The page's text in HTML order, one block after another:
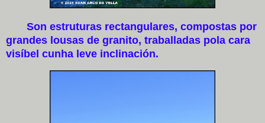
Son estruturas rectangulares, compostas por
grandes lousas de granito, traballadas pola cara
visíbel cunha leve inclinación.